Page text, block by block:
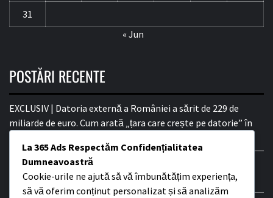
31
« Jun
POSTĂRI RECENTE
EXCLUSIV | Datoria externă a României a sărit de 229 de
miliarde de euro. Cum arată „țara care crește pe datorie” în
Scandalul bugetului pe 2026: între acuzații de corupție,
înțelegeri subterane și anchete DNA
La 365 Ads Respectăm Confidențialitatea
Dumneavoastră
Cookie-urile ne ajută să vă îmbunătățim experiența,
să vă oferim conținut personalizat și să analizăm